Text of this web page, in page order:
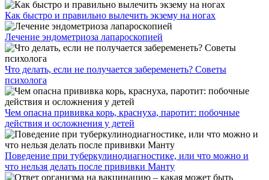
Как быстро и правильно вылечить экзему на ногах
Лечение эндометриоза лапароскопией
Что делать, если не получается забеременеть? Советы
психолога
Чем опасна прививка корь, краснуха, паротит: побочные
действия и осложнения у детей
Поведение при туберкулинодиагностике, или что можно и
что нельзя делать после прививки Манту